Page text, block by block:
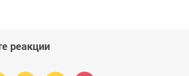
реакции